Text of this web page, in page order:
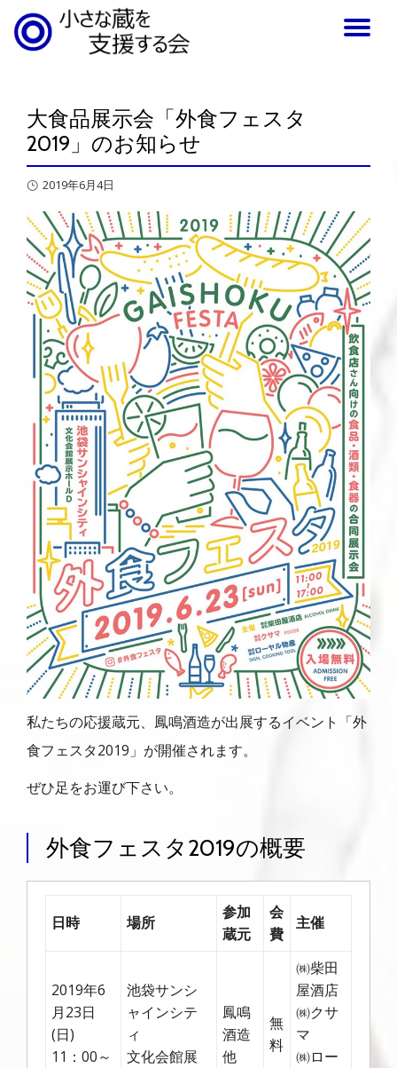
大食品展示会「外食フェスタ
2019」のお知らせ
2019年6月4日
私たちの応援蔵元、鳳鳴酒造が出展するイベント「外
食フェスタ2019」が開催されます。
ぜひ足をお運び下さい。
外食フェスタ2019の概要
日時 場所
参加
蔵元
会
費
主催
2019年6
月23日
(日)
11：00～
池袋サンシ
ャインシテ
ィ
文化会館展
鳳鳴
酒造
他
無
料
㈱柴田
屋酒店
㈱クサ
マ
㈱ロー